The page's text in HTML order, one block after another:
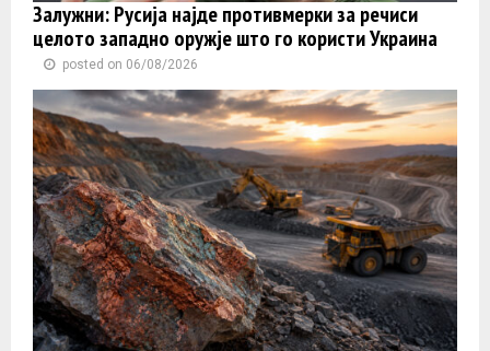
Залужни: Русија најде противмерки за речиси
целото западно оружје што го користи Украина
posted on 06/08/2026